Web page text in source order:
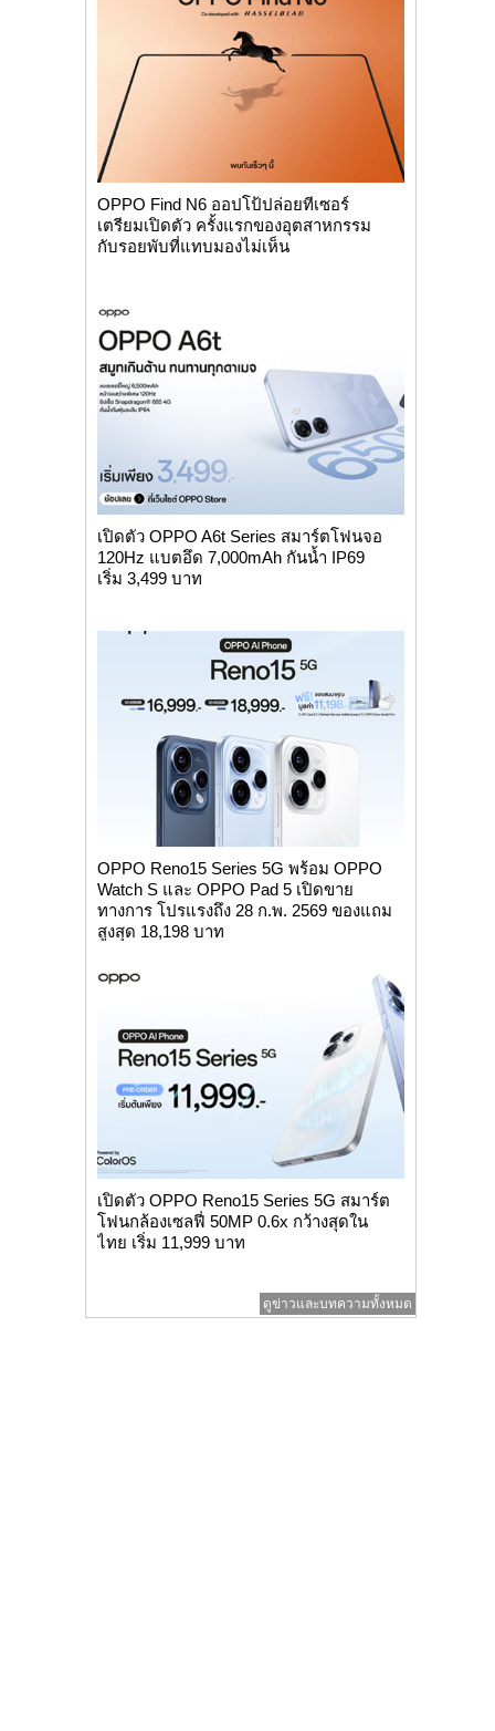
OPPO Find N6 ออปโป้ปล่อยทีเซอร์
เตรียมเปิดตัว ครั้งแรกของอุตสาหกรรม
กับรอยพับที่แทบมองไม่เห็น
เปิดตัว OPPO A6t Series สมาร์ตโฟนจอ
120Hz แบตอึด 7,000mAh กันน้ำ IP69
เริ่ม 3,499 บาท
OPPO Reno15 Series 5G พร้อม OPPO
Watch S และ OPPO Pad 5 เปิดขาย
ทางการ โปรแรงถึง 28 ก.พ. 2569 ของแถม
สูงสุด 18,198 บาท
เปิดตัว OPPO Reno15 Series 5G สมาร์ต
โฟนกล้องเซลฟี่ 50MP 0.6x กว้างสุดใน
ไทย เริ่ม 11,999 บาท
ดูข่าวและบทความทั้งหมด